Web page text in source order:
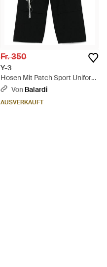
Fr. 350
Y-3
Hosen Mit Patch Sport Uniform
- Schwarz
Von Balardi
AUSVERKAUFT